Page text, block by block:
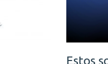
Estos